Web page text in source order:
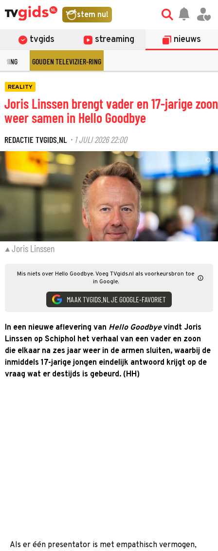
stem nu!
tvgids streaming nieuws
GOUDEN TELEVIZIER-RING
REALITY
Joris Linssen brengt vader en 17-jarige zoon
weer samen in Hello Goodbye
REDACTIE TVGIDS.NL· 1 JULI 2026 22:00
©
Joris Linssen
Mis niets over Hello Goodbye. Voeg TVgids.nl als voorkeursbron toe
in Google.
MAAK TVGIDS.NL JE GOOGLE-FAVORIET
In een nieuwe aflevering van Hello Goodbyevindt Joris
Linssen op Schiphol het verhaal van een vader en zoon
die elkaar na zes jaar weer in de armen sluiten, waarbij de
inmiddels 17-jarige jongen eindelijk antwoord krijgt op de
vraag wat er destijds is gebeurd. (HH)
Als er één presentator is met empathisch vermogen,